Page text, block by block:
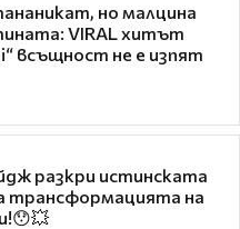
но малцина
VIRAL хитът
всъщност не е изпят
разкри истинската
трансформацията на